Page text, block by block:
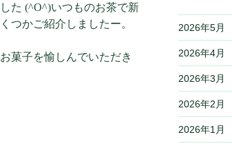
た (^O^)いつものお茶で新
つかご紹介しましたー。
菓子を愉しんでいただき
2026年5月
2026年4月
2026年3月
2026年2月
2026年1月